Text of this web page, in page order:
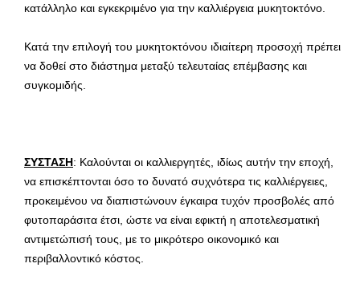
κατάλληλο και εγκεκριμένο για την καλλιέργεια μυκητοκτόνο.
Κατά την επιλογή του μυκητοκτόνου ιδιαίτερη προσοχή πρέπει
να δοθεί στο διάστημα μεταξύ τελευταίας επέμβασης και
συγκομιδής.
ΣΥΣΤΑΣΗ: Καλούνται οι καλλιεργητές, ιδίως αυτήν την εποχή,
να επισκέπτονται όσο το δυνατό συχνότερα τις καλλιέργειες,
προκειμένου να διαπιστώνουν έγκαιρα τυχόν προσβολές από
φυτοπαράσιτα έτσι, ώστε να είναι εφικτή η αποτελεσματική
αντιμετώπισή τους, με το μικρότερο οικονομικό και
περιβαλλοντικό κόστος.